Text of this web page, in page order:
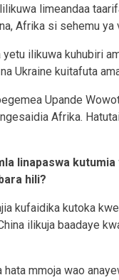
limeandaa
Afrika si sehemu ya
ilikuwa kuhubiri
Ukraine kuitafuta
Upande
Afrika.
linapaswa
hili?
kufaidika kutoka
ilikuja baadaye
mmoja wao